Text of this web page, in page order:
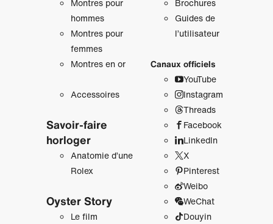
Montres pour
hommes
Montres pour
femmes
Montres en or
Accessoires
Savoir‑faire
horloger
Anatomie d’une
Rolex
Oyster Story
Le film
Brochures
Guides de
l’utilisateur
Canaux officiels
YouTube
Instagram
Threads
Facebook
LinkedIn
X
Pinterest
Weibo
WeChat
Douyin